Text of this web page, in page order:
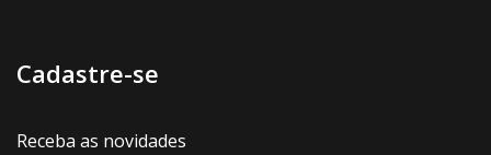
Cadastre-se
Receba as novidades